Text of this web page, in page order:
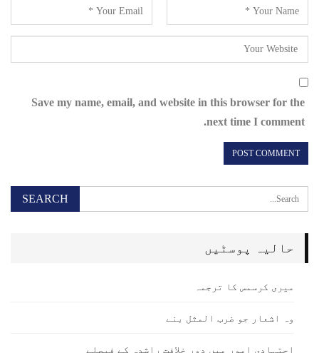
Save my name, email, and website in this browser for the
next time I comment.
حالیہ پوسٹیں
میری کرسمس کا ترجمہ
وہ اشعار جو ضرب المثل بنے
اجتہادی امور میں دور خلافت راشدہ کے فیصلے